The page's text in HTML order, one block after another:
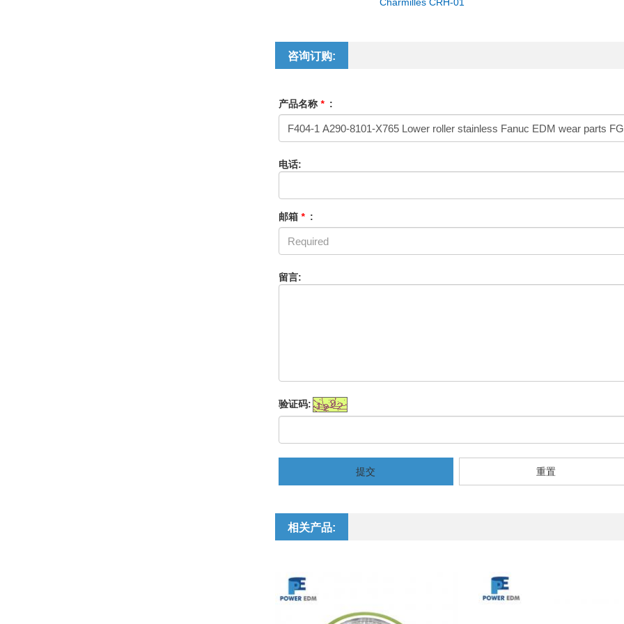
咨询订购:
产品名称 * :
电话:
邮箱 * :
留言:
验证码:
提交 重置
相关产品: